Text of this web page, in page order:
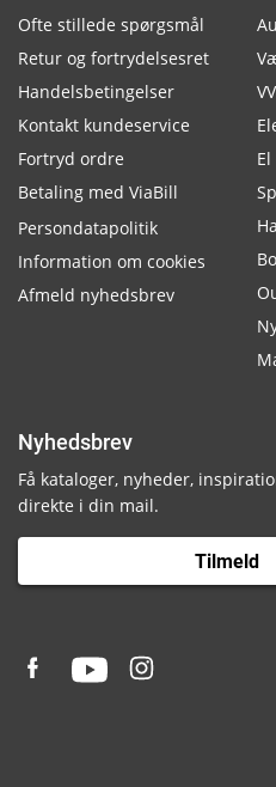
Ofte stillede spørgsmål
Retur og fortrydelsesret
Handelsbetingelser
Kontakt kundeservice
Fortryd ordre
Betaling med ViaBill
Persondatapolitik
Information om cookies
Afmeld nyhedsbrev
Nyhedsbrev
Få kataloger, nyheder,
direkte i din mail.
Tilmeld